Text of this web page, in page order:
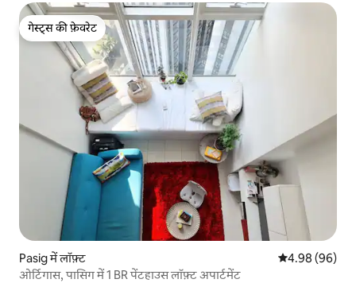
गेस्ट्स की फ़ेवरेट
गेस्ट्स की फ़ेवरेट
Pasig में लॉफ़्ट औसत रेटिंग 5 में
4.98 (96)
ओर्टिगास, पासिग में 1 BR पेंटहाउस लॉफ़्ट अपार्टमेंट